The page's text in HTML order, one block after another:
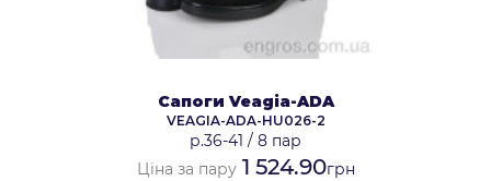
Сапоги Veagia-ADA
VEAGIA-ADA-HU026-2
р.36-41 / 8 пар
Ціна за пару1 524.90грн